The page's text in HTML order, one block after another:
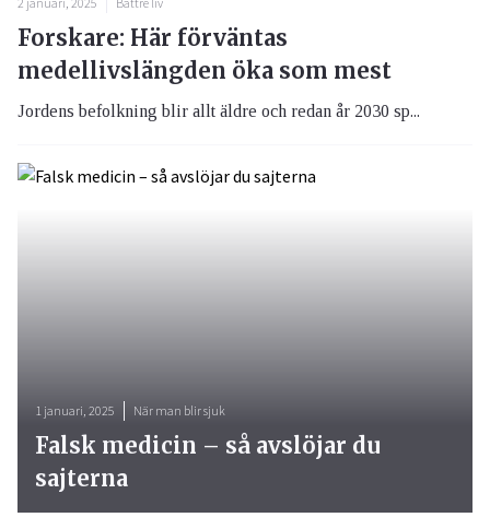
Forskare: Här förväntas
medellivslängden öka som mest
Jordens befolkning blir allt äldre och redan år 2030 sp...
1 januari, 2025 När man blir sjuk
Falsk medicin – så avslöjar du
sajterna